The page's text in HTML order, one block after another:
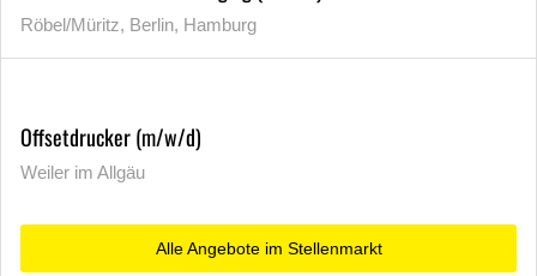
Röbel/Müritz, Berlin, Hamburg
Offsetdrucker (m/w/d)
Weiler im Allgäu
Alle Angebote im Stellenmarkt